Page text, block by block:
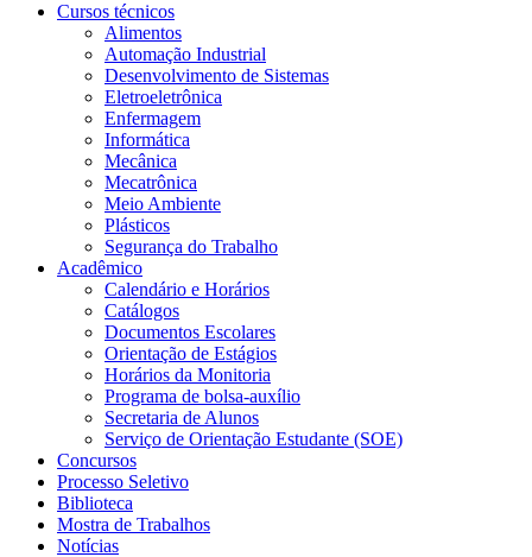
Cursos técnicos
Alimentos
Automação Industrial
Desenvolvimento de Sistemas
Eletroeletrônica
Enfermagem
Informática
Mecânica
Mecatrônica
Meio Ambiente
Plásticos
Segurança do Trabalho
Acadêmico
Calendário e Horários
Catálogos
Documentos Escolares
Orientação de Estágios
Horários da Monitoria
Programa de bolsa-auxílio
Secretaria de Alunos
Serviço de Orientação Estudante (SOE)
Concursos
Processo Seletivo
Biblioteca
Mostra de Trabalhos
Notícias